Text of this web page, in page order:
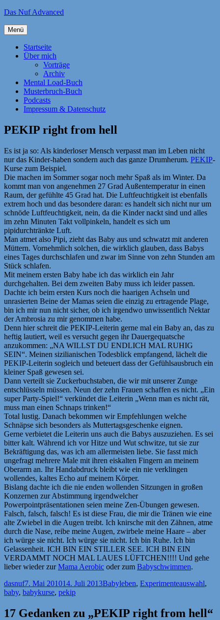
Zum
springen
Das Nuf Advanced
Menü
Startseite
Über mich
Vorträge
Archiv
Mental Load-Buch
Musterbruch-Buch
Podcasts
Impressum & Datenschutz
PEKIP right from hell
Es ist ja so: Als kinderloser Mensch verpasst man im Leben nicht
nur das Kinder-haben sondern auch das ganze Drumherum. PEKIP-
Kurse zum Beispiel.
Die machen im Sommer sogar noch mehr Spaß als im Winter. Da
kommt man von angenehmen 27 Grad Außentemperatur in einen
Raum, der gefühlte 45 Grad hat. Die Luftfeuchtigkeit ist ebenfalls
extrem hoch und das besondere daran: es handelt sich nicht nur um
schnöde Luftfeuchtigkeit, nein, da die Kinder nackt sind und alles
im zehn Minuten Takt vollpinkeln, handelt es sich um
pipidurchtränkte Luft.
Man atmet also Pipi, zieht das Baby aus und schwatzt mit anderen
Müttern. Vornehmlich solchen, die wirklich glauben, dass Babys
eines Tages durchschlafen und zwar im Sinne von zehn Stunden am
Stück schlafen.
Mit meinem ersten Baby habe ich das wirklich ein Jahr
durchgehalten. Bei dem zweiten Baby muss ich leider passen.
Dachte ich beim ersten Kurs noch die haarigen Achseln und
unrasierten Beine der Mamas seien die einzig zu ertragende Plage,
bin ich mir nun nicht sicher, ob ich irgendwo unwissentlich Nektar
der Ambrosia zu mir genommen habe.
Denn hier schreit die PEKIP-Leiterin gerne mal ein Baby an, das zu
heftig lautiert, weil es versucht gegen ihr Dauergequatsche
anzukommen: „NA WILLST DU ENDLICH MAL RUHIG
SEIN“. Meinen sizilianischen Todesblick empfangend, lächelt die
PEKIP-Leiterin sogleich und beteuert dass der Gefühlsausbruch ein
kleiner Spaß gewesen sei.
Dann verteilt sie Zuckerbuchstaben, die wir mit unserer Zunge
entschlüsseln müssen. Neun der zehn Frauen schaffen es nicht. „Ein
super Party-Spiel!“ verkündet die Leiterin „Wenn man es nicht rät,
muss man einen Schnaps trinken!“
Total lustig. Danach bekommen wir Empfehlungen welche
Schnäpse sich besonders als Muttertagsgeschenke eignen.
Gerne verbietet die Leiterin uns auch die Babys auszuziehen. Es sei
bitter kalt. Während ich vor Hitze und Wut schwitze, tut sie zur
Bekräftigung das, was ich am allermeisten liebe. Sie fasst mich
ungefragt mehrere Male mit ihren eiskalten Fingern an meinem
Oberarm an. Ihr Handabdruck bleibt wie ein nie verklingen
wollendes, kaltes Echo auf meinem Körper.
Bislang dachte ich die nie enden wollenden Sitzungen in großen
Konzernen zur Abstimmung irgendwelcher
Powerpointpräsentationen seien meine Zen-Übungen gewesen.
Falsch, falsch, falsch! Es ist diese Frau, die mir die Tränen wie eine
alte Zwiebel in die Augen treibt. Ich knirsche mit den Zähnen, atme
durch die Nase, reibe meine Augen, zwirbele meine Haare – aber
ich würge sie nicht. Ich würge sie nicht. Ich bin Ruhe. Ich bin
Gelassenheit. ICH BIN EIN STILLER SEE. ICH BIN EIN
VERDAMMT NOCH MAL LAUES LÜFTCHEN!!!! Und gehe
lieber wieder zurMama Aerobic oder zum Babyschwimmen.
Autor
dasnufVeröffentlicht
am
7. Mai 201014. Juli 2013Kategorien
Babyleben, ExperimenteSchlagwörter
auswahl,
baby, babykurse, pekip
17 Gedanken zu „PEKIP right from hell“